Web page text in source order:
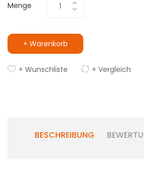
Menge
+ Warenkorb
+ Wunschliste + Vergleich
BESCHREIBUNG